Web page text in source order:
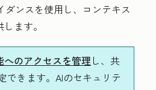
ダンスを使用し、コンテキス
ます。
へのアクセスを管理 し、共
できます。AIのセキュリテ